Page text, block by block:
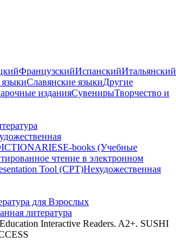
ФранцузскийИспанскийИтальянский
Славянские языкиДругие
изданияСувенирыТворчество и
E-books (Учебные
чтение в электронном
Tool (CPT)Нехудожественная
для Взрослых
литература
Interactive Readers. A2+. SUSHI